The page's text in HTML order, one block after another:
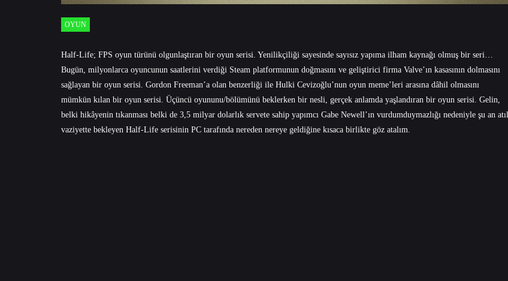
OYUN
Half-Life; FPS oyun türünü olgunlaştıran bir oyun serisi. Yenilikçiliği sayesinde sayısız yapıma ilham kaynağı olmuş bir seri…
Bugün, milyonlarca oyuncunun saatlerini verdiği Steam platformunun doğmasını ve geliştirici firma Valve’ın kasasının dolmasını
sağlayan bir oyun serisi. Gordon Freeman’a olan benzerliği ile Hulki Cevizoğlu’nun oyun meme’leri arasına dâhil olmasını
mümkün kılan bir oyun serisi. Üçüncü oyununu/bölümünü beklerken bir nesli, gerçek anlamda yaşlandıran bir oyun serisi. Gelin,
belki hikâyenin tıkanması belki de 3,5 milyar dolarlık servete sahip yapımcı Gabe Newell’ın vurdumduymazlığı nedeniyle şu an atıl
vaziyette bekleyen Half-Life serisinin PC tarafında nereden nereye geldiğine kısaca birlikte göz atalım.